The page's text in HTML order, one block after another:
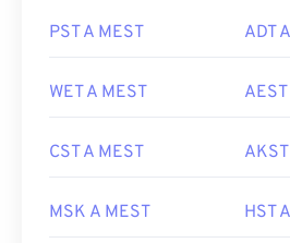
PST A MEST ADT
WET A MEST
CST A MEST
MSK A MEST HST